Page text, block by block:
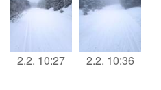
2.2. 10:27 2.2. 10:36